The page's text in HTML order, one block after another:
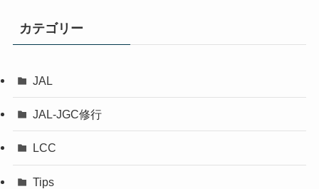
カテゴリー
JAL
JAL-JGC修行
LCC
Tips